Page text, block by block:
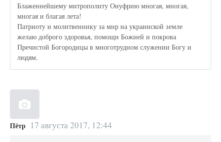
Блаженнейшему митрополиту Онуфрию многая, многая,
многая и благая лета!
Патриоту и молитвеннику за мир на украинской земле
желаю доброго здоровья, помощи Божией и покрова
Пречистой Богородицы в многотрудном служении Богу и
людям.
Пётр 17 августа 2017, 12:44